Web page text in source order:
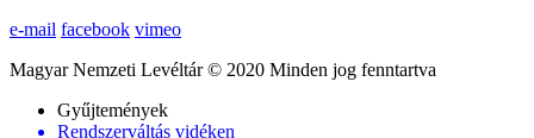
e-mail facebook vimeo
Magyar Nemzeti Levéltár © 2020 Minden jog fenntartva
Gyűjtemények
Rendszerváltás vidéken